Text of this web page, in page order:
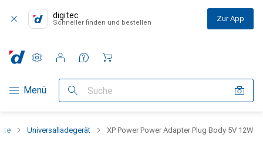
digitec
Schneller finden und bestellen Zur App
Navigation nach Kategorien
Menü Suche
Einstellungen
Kundenkonto
Vergleichslisten
Merklisten
Warenkorb
Universalladegerät XP Power Power Adapter Plug Body 5V 12W